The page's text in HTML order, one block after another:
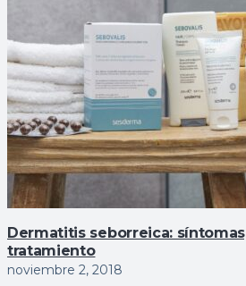
Dermatitis seborreica:
tratamiento
noviembre 2, 2018